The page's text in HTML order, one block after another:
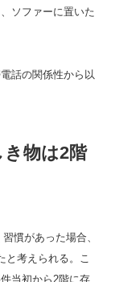
ソファーに置いた
話の関係性から以
物は2階
慣があった場合、
と考えられる。こ
当初から2階に存